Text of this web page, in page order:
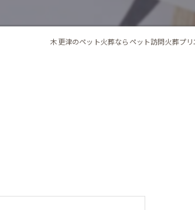
木更津のペット火葬ならペット訪問火葬プリ